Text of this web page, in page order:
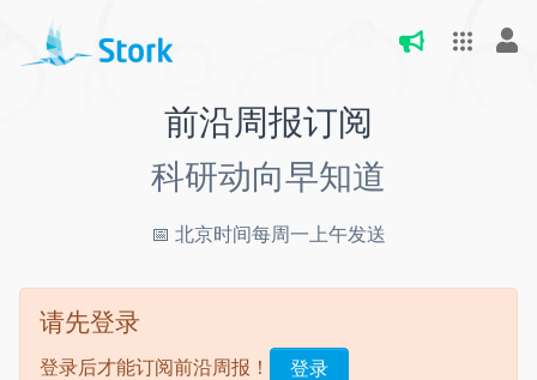
前沿周报订阅
科研动向早知道
📅 北京时间每周一上午发送
请先登录
登录后才能订阅前沿周报！ 登录